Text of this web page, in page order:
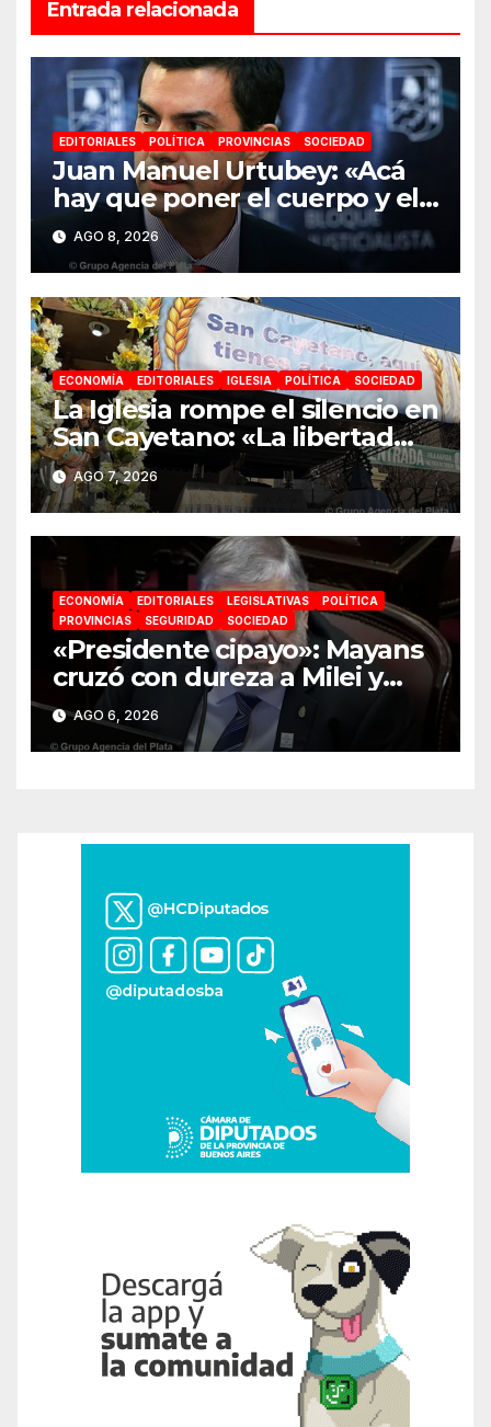
Entrada relacionada
EDITORIALES POLÍTICA PROVINCIAS SOCIEDAD
Juan Manuel Urtubey: «Acá
hay que poner el cuerpo y el
alma. La Argentina tiene que
ir a la construcción de un
proyecto nacional»
AGO 8, 2026
ECONOMÍA EDITORIALES IGLESIA POLÍTICA SOCIEDAD
La Iglesia rompe el silencio en
San Cayetano: «La libertad
económica no puede ser
absoluta»
AGO 7, 2026
ECONOMÍA EDITORIALES LEGISLATIVAS
POLÍTICA
PROVINCIAS
SEGURIDAD SOCIEDAD
«Presidente cipayo»: Mayans
cruzó con dureza a Milei y
advirtió sobre un juicio
político por traición a la Patria
AGO 6, 2026